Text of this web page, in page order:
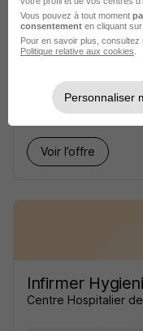
IDE Hygiéniste
Albi - 81 CDD
Voir l’offre
Infirmer
Centre Hospitalier
Vous pouvez à tout moment
consentement en cliquant
Pour en savoir plus, consultez
Politique relative aux cookies
Personnaliser